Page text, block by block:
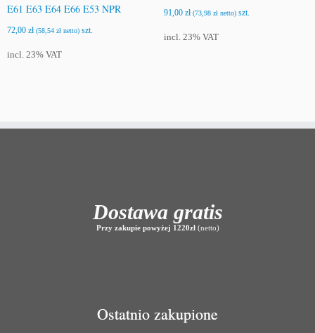
E61 E63 E64 E66 E53 NPR
72,00 zł (58,54 zł netto) szt.
incl. 23% VAT
91,00 zł (73,98 złnetto)szt.
incl. 23% VAT
Dostawa gratis
Przy zakupie powyżej 1220zł(netto)
Ostatnio zakupione